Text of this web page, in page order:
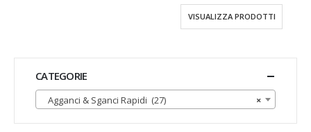
VISUALIZZA PRODOTTI
CATEGORIE
×
Agganci & Sganci Rapidi (27)